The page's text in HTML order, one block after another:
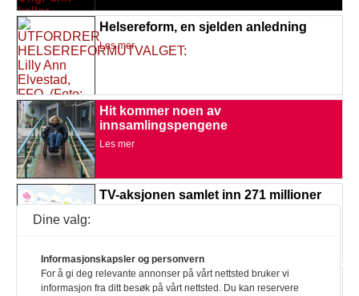
Helsereform, en sjelden anledning
Les mer
Hit kommer noen av
innsamlingspengene
Les mer
TV-aksjonen samlet inn 271 millioner
kroner
Én av tre mener arbeidsplassen er
dårlig tilrettelagt for
Dine valg:
Informasjonskapsler og personvern
For å gi deg relevante annonser på vårt nettsted bruker vi
informasjon fra ditt besøk på vårt nettsted. Du kan reservere